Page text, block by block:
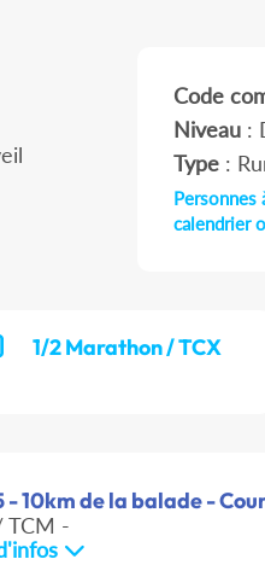
Code
Niveau:
Type:
Personnes
calendrier
1/2 Marathon / TCX
- 10km de la balade -
TCM -